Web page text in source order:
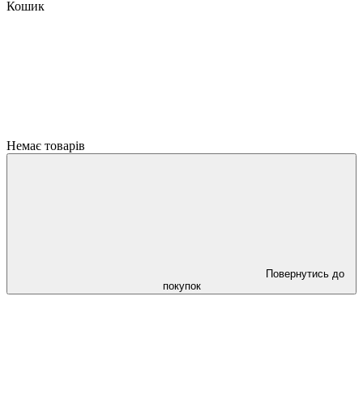
Кошик
Немає товарів
Повернутись до
покупок